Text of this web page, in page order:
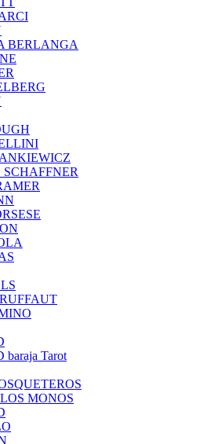
BERLANGA
baraja Tarot
MONOS